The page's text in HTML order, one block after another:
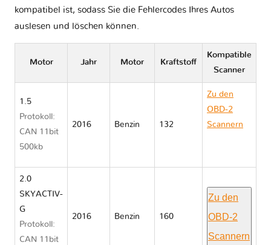
kompatibel ist, sodass Sie die Fehlercodes Ihres Autos
auslesen und löschen können.
Motor Jahr Motor Kraftstoff
Kompatible
Scanner
1.5
Protokoll:
CAN 11bit
500kb
2016 Benzin 132
Zu den
OBD-2
Scannern
2.0
SKYACTIV-
G
Protokoll:
CAN 11bit
2016 Benzin 160
Zu den
OBD-2
Scannern